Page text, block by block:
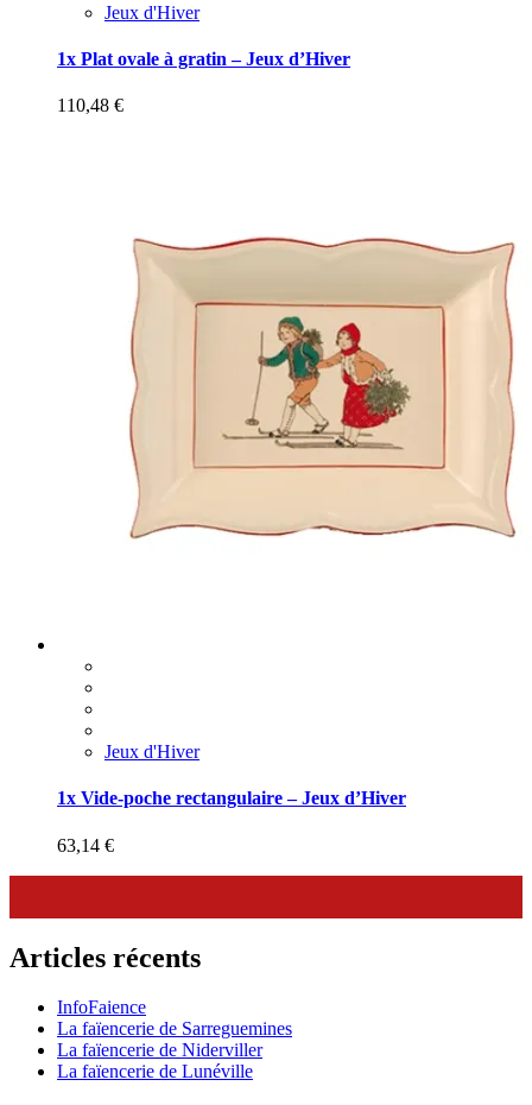
Jeux d'Hiver
1x Plat ovale à gratin – Jeux d’Hiver
110,48 €
Jeux d'Hiver
1x Vide-poche rectangulaire – Jeux d’Hiver
63,14 €
Articles récents
InfoFaience
La faïencerie de Sarreguemines
La faïencerie de Niderviller
La faïencerie de Lunéville